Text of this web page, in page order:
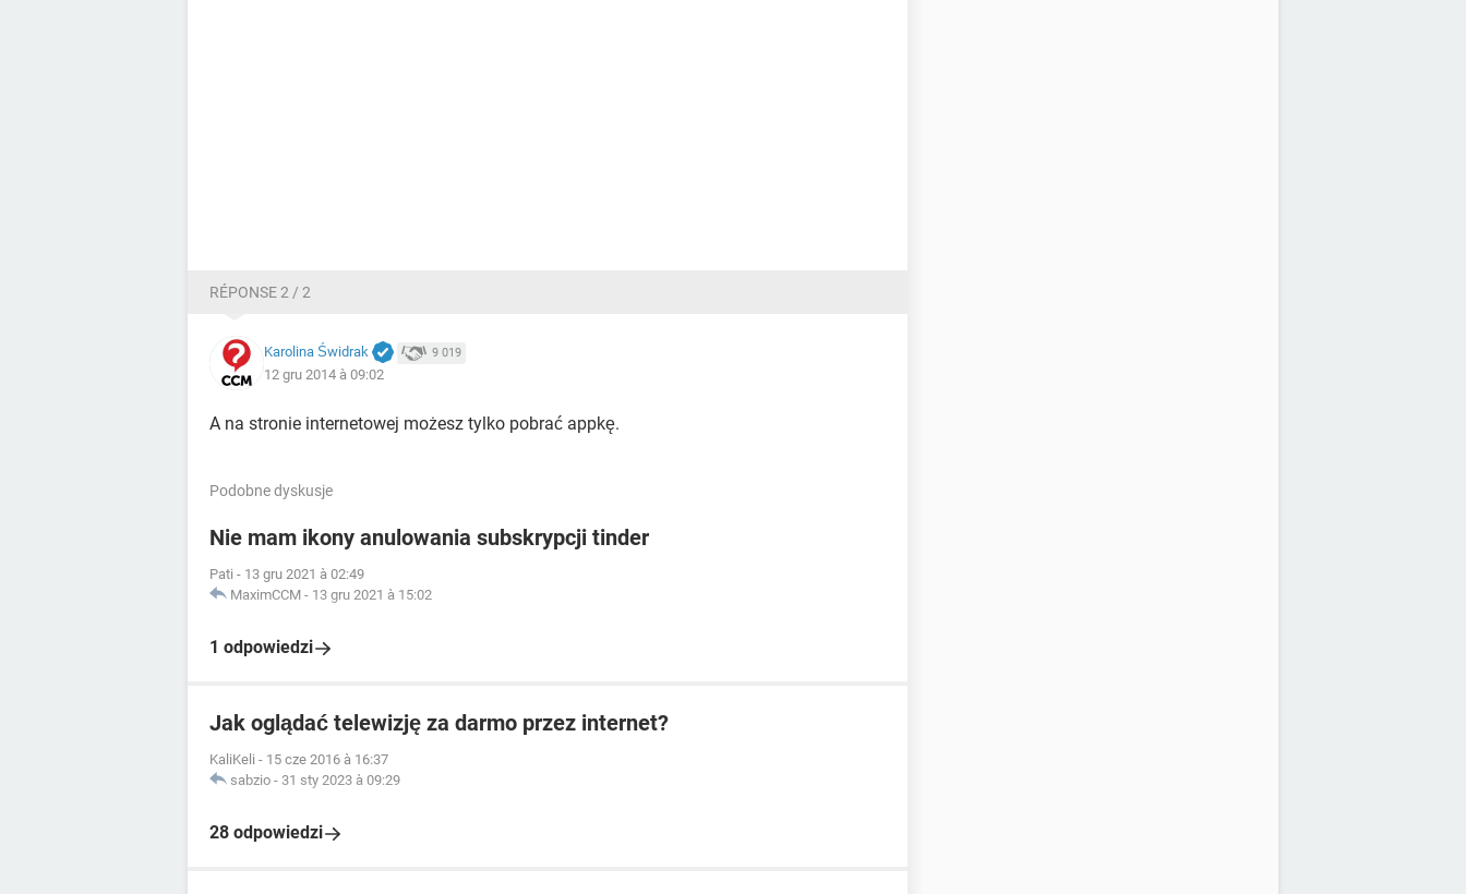
RÉPONSE 2 / 2
Karolina Świdrak 9 019
12 gru 2014 à 09:02
A na stronie internetowej możesz tylko pobrać appkę.
Podobne dyskusje
Nie mam ikony anulowania subskrypcji tinder
Pati - 13 gru 2021 à 02:49
MaximCCM - 13 gru 2021 à 15:02
1 odpowiedzi
Jak oglądać telewizję za darmo przez internet?
KaliKeli - 15 cze 2016 à 16:37
sabzio - 31 sty 2023 à 09:29
28 odpowiedzi